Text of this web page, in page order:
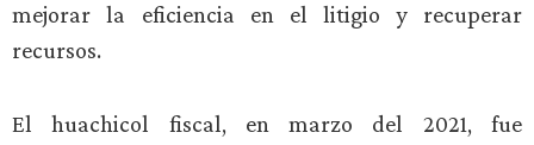
mejorar la eficiencia en el litigio y recuperar
recursos.
El huachicol fiscal, en marzo del 2021, fue